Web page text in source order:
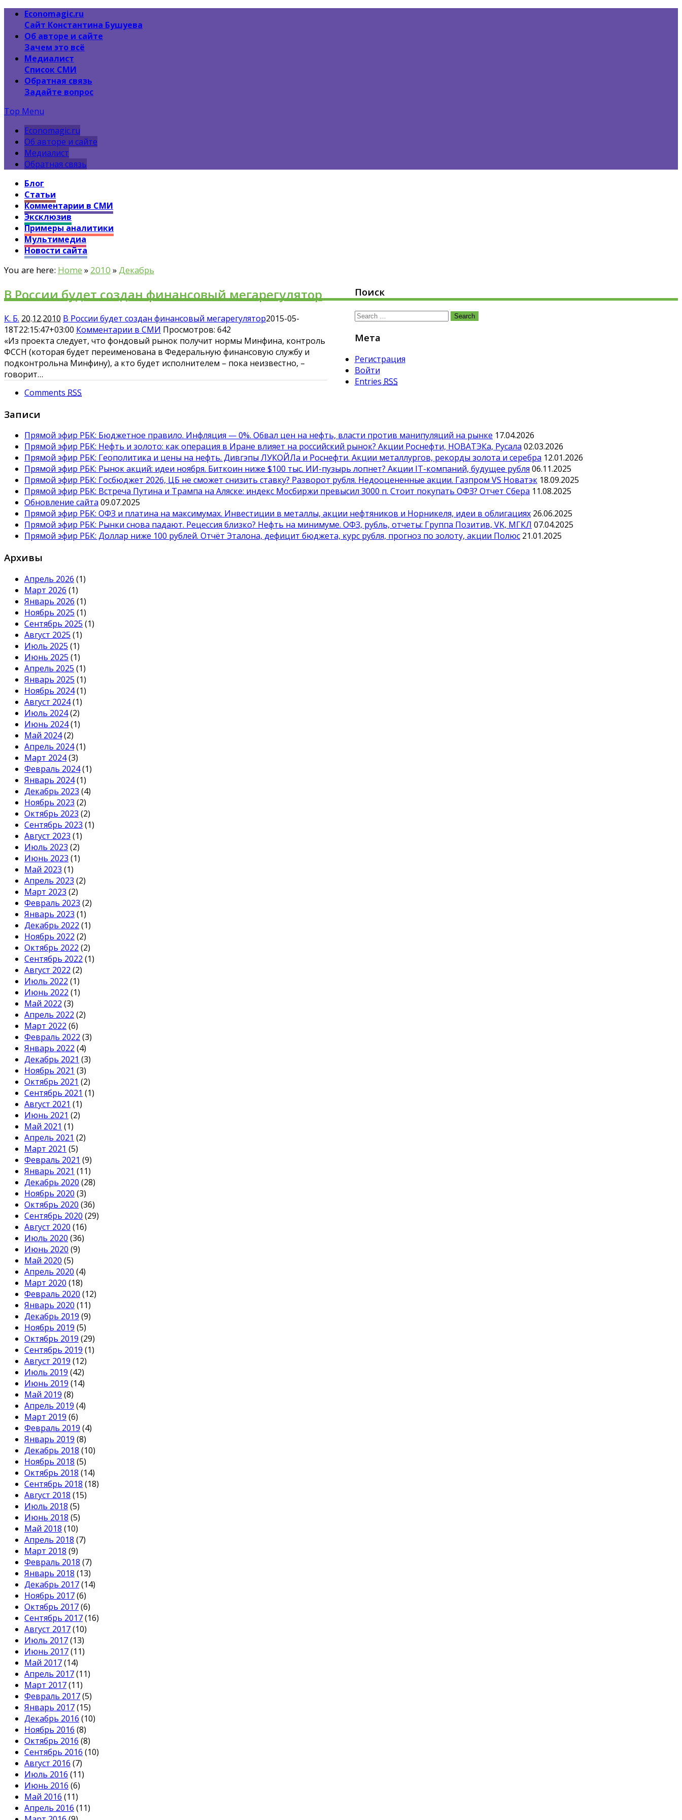
Economagic.ru
Сайт Константина Бушуева
Об авторе и сайте
Зачем это всё
Медиалист
Список СМИ
Обратная связь
Задайте вопрос
Top Menu
Economagic.ru
Об авторе и сайте
Медиалист
Обратная связь
Блог
Статьи
Комментарии в СМИ
Эксклюзив
Примеры аналитики
Мультимедиа
Новости сайта
You are here: Home » 2010 »Декабрь
В России будет создан финансовый мегарегулятор
К. Б. 20.12.2010 В России будет создан финансовый мегарегулятор2015-05-
18T22:15:47+03:00 Комментарии в СМИ Просмотров: 642
«Из проекта следует, что фондовый рынок получит нормы Минфина, контроль
ФССН (которая будет переименована в Федеральную финансовую службу и
подконтрольна Минфину), а кто будет исполнителем – пока неизвестно, –
говорит…
Поиск
Search
Мета
Регистрация
Войти
Entries RSS
Comments RSS
Записи
Прямой эфир РБК: Бюджетное правило. Инфляция — 0%. Обвал цен на нефть, власти против манипуляций на рынке 17.04.2026
Прямой эфир РБК: Нефть и золото: как операция в Иране влияет на российский рынок? Акции Роснефти, НОВАТЭКа, Русала 02.03.2026
Прямой эфир РБК: Геополитика и цены на нефть. Дивгэпы ЛУКОЙЛа и Роснефти. Акции металлургов, рекорды золота и серебра 12.01.2026
Прямой эфир РБК: Рынок акций: идеи ноября. Биткоин ниже $100 тыс. ИИ-пузырь лопнет? Акции IT-компаний, будущее рубля 06.11.2025
Прямой эфир РБК: Госбюджет 2026, ЦБ не сможет снизить ставку? Разворот рубля. Недооцененные акции. Газпром VS Новатэк 18.09.2025
Прямой эфир РБК: Встреча Путина и Трампа на Аляске: индекс Мосбиржи превысил 3000 п. Стоит покупать ОФЗ? Отчет Сбера 11.08.2025
Обновление сайта 09.07.2025
Прямой эфир РБК: ОФЗ и платина на максимумах. Инвестиции в металлы, акции нефтяников и Норникеля, идеи в облигациях 26.06.2025
Прямой эфир РБК: Рынки снова падают. Рецессия близко? Нефть на минимуме. ОФЗ, рубль, отчеты: Группа Позитив, VK, МГКЛ 07.04.2025
Прямой эфир РБК: Доллар ниже 100 рублей. Отчёт Эталона, дефицит бюджета, курс рубля, прогноз по золоту, акции Полюс 21.01.2025
Архивы
Апрель 2026 (1)
Март 2026 (1)
Январь 2026 (1)
Ноябрь 2025 (1)
Сентябрь 2025 (1)
Август 2025 (1)
Июль 2025 (1)
Июнь 2025 (1)
Апрель 2025 (1)
Январь 2025 (1)
Ноябрь 2024(1)
Август 2024(1)
Июль 2024(2)
Июнь 2024(1)
Май 2024(2)
Апрель 2024(1)
Март 2024(3)
Февраль 2024(1)
Январь 2024(1)
Декабрь 2023 (4)
Ноябрь 2023 (2)
Октябрь 2023 (2)
Сентябрь 2023 (1)
Август 2023 (1)
Июль 2023 (2)
Июнь 2023 (1)
Май 2023 (1)
Апрель 2023 (2)
Март 2023 (2)
Февраль 2023 (2)
Январь 2023 (1)
Декабрь 2022 (1)
Ноябрь 2022 (2)
Октябрь 2022 (2)
Сентябрь 2022 (1)
Август 2022 (2)
Июль 2022 (1)
Июнь 2022 (1)
Май 2022 (3)
Апрель 2022 (2)
Март 2022 (6)
Февраль 2022 (3)
Январь 2022 (4)
Декабрь 2021 (3)
Ноябрь 2021 (3)
Октябрь 2021 (2)
Сентябрь 2021 (1)
Август 2021 (1)
Июнь 2021 (2)
Май 2021 (1)
Апрель 2021 (2)
Март 2021 (5)
Февраль 2021 (9)
Январь 2021 (11)
Декабрь 2020 (28)
Ноябрь 2020 (3)
Октябрь 2020 (36)
Сентябрь 2020 (29)
Август 2020 (16)
Июль 2020 (36)
Июнь 2020 (9)
Май 2020 (5)
Апрель 2020 (4)
Март 2020 (18)
Февраль 2020 (12)
Январь 2020 (11)
Декабрь 2019 (9)
Ноябрь 2019 (5)
Октябрь 2019 (29)
Сентябрь 2019 (1)
Август 2019 (12)
Июль 2019 (42)
Июнь 2019 (14)
Май 2019 (8)
Апрель 2019 (4)
Март 2019 (6)
Февраль 2019 (4)
Январь 2019 (8)
Декабрь 2018 (10)
Ноябрь 2018 (5)
Октябрь 2018 (14)
Сентябрь 2018 (18)
Август 2018 (15)
Июль 2018 (5)
Июнь 2018 (5)
Май 2018 (10)
Апрель 2018 (7)
Март 2018 (9)
Февраль 2018 (7)
Январь 2018 (13)
Декабрь 2017(14)
Ноябрь 2017(6)
Октябрь 2017(6)
Сентябрь 2017(16)
Август 2017(10)
Июль 2017(13)
Июнь 2017(11)
Май 2017(14)
Апрель 2017(11)
Март 2017(11)
Февраль 2017(5)
Январь 2017(15)
Декабрь 2016 (10)
Ноябрь 2016 (8)
Октябрь 2016 (8)
Сентябрь 2016 (10)
Август 2016 (7)
Июль 2016 (11)
Июнь 2016 (6)
Май 2016 (11)
Апрель 2016 (11)